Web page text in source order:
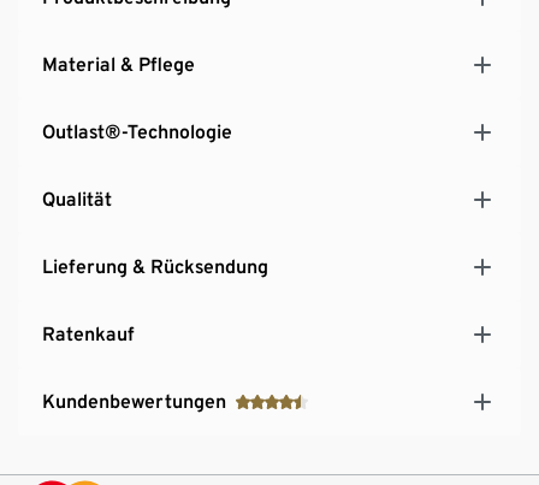
Material & Pflege
Outlast®-Technologie
Qualität
Lieferung & Rücksendung
Ratenkauf
Kundenbewertungen